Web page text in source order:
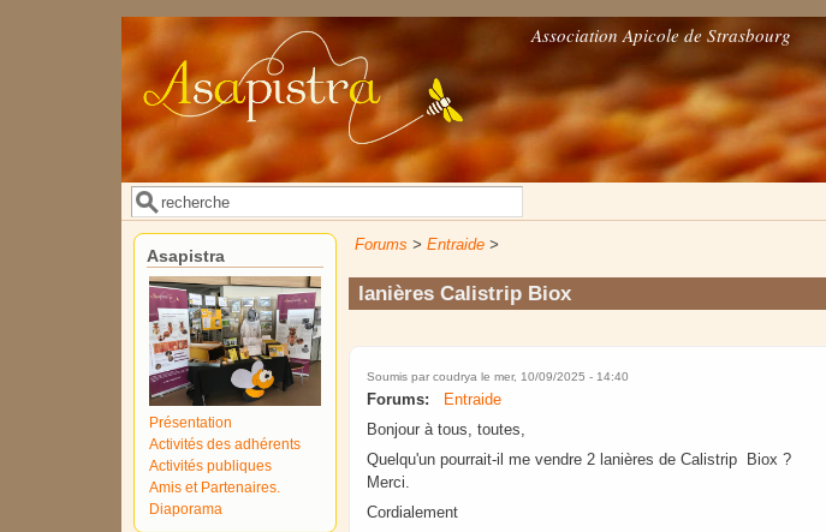
Association Apicole de Strasbourg
Formulaire de recherche
Rechercher
Forums >Entraide >
lanières Calistrip Biox
Soumis parcoudrya le mer, 10/09/2025 - 14:40
Forums:
Entraide
Bonjour à tous, toutes,
Quelqu'un pourrait-il me vendre 2 lanières de Calistrip Biox ?
Merci.
Cordialement
Asapistra
Présentation
Activités des adhérents
Activités publiques
Amis et Partenaires.
Diaporama